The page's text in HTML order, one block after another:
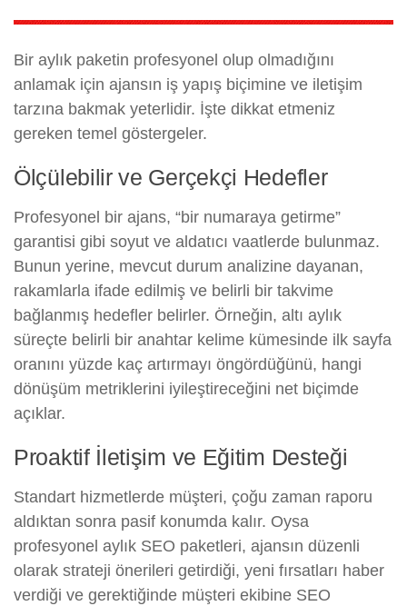
Bir aylık paketin profesyonel olup olmadığını
anlamak için ajansın iş yapış biçimine ve iletişim
tarzına bakmak yeterlidir. İşte dikkat etmeniz
gereken temel göstergeler.
Ölçülebilir ve Gerçekçi Hedefler
Profesyonel bir ajans, “bir numaraya getirme”
garantisi gibi soyut ve aldatıcı vaatlerde bulunmaz.
Bunun yerine, mevcut durum analizine dayanan,
rakamlarla ifade edilmiş ve belirli bir takvime
bağlanmış hedefler belirler. Örneğin, altı aylık
süreçte belirli bir anahtar kelime kümesinde ilk sayfa
oranını yüzde kaç artırmayı öngördüğünü, hangi
dönüşüm metriklerini iyileştireceğini net biçimde
açıklar.
Proaktif İletişim ve Eğitim Desteği
Standart hizmetlerde müşteri, çoğu zaman raporu
aldıktan sonra pasif konumda kalır. Oysa
profesyonel aylık SEO paketleri, ajansın düzenli
olarak strateji önerileri getirdiği, yeni fırsatları haber
verdiği ve gerektiğinde müşteri ekibine SEO